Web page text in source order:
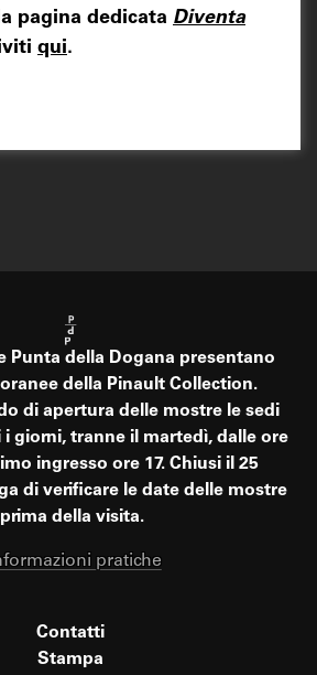
pagina dedicata Diventa
qui.
Punta della Dogana presentano
della Pinault Collection.
di apertura delle mostre le sedi
giorni, tranne il martedì, dalle ore
ingresso ore 17. Chiusi il 25
di verificare le date delle mostre
prima della visita.
pratiche
Contatti
Stampa